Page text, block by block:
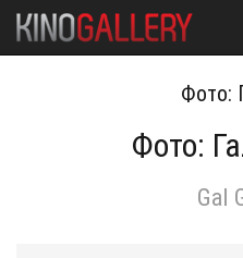
Фото:
Фото:
Gal